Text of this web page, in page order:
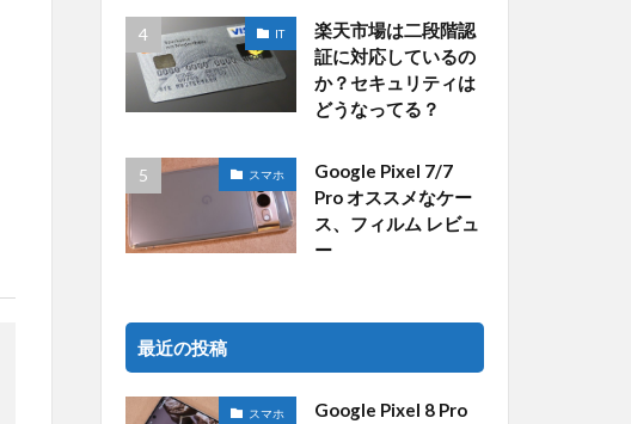
IT
楽天市場は二段階認
証に対応しているの
か？セキュリティは
どうなってる？
スマホ
Google Pixel 7/7
Pro オススメなケー
ス、フィルム レビュ
ー
最近の投稿
スマホ
Google Pixel 8 Pro